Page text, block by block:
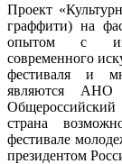
Проект
граффити) на
опытом с
современного
фестиваля и
являются АНО
страна
фестивале
президентом